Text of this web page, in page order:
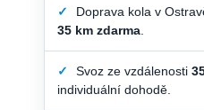
✓
Doprava kola v
35 km zdarma
✓ Svoz ze vzdálenosti
individuální dohodě.